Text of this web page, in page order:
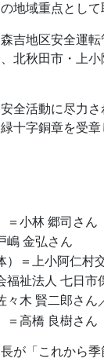
地域重点として
吉地区安全運
北秋田市・上
全活動に尽力
十字銅章を受
＝小林 郷司さん
嶋 金弘さん
）＝上小阿仁村
福祉法人 七日市
木 賢二郎さん
＝高橋 良樹さん
が「これから